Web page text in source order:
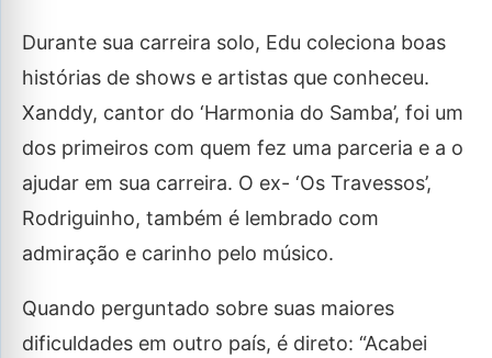
Durante sua carreira solo, Edu coleciona boas
histórias de shows e artistas que conheceu.
Xanddy, cantor do ‘Harmonia do Samba’, foi um
dos primeiros com quem fez uma parceria e a o
ajudar em sua carreira. O ex- ‘Os Travessos’,
Rodriguinho, também é lembrado com
admiração e carinho pelo músico.
Quando perguntado sobre suas maiores
dificuldades em outro país, é direto: “Acabei